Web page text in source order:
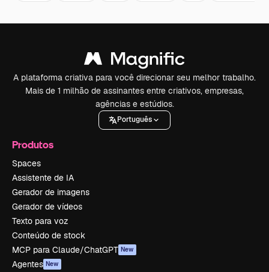
A plataforma criativa para você direcionar seu melhor trabalho.
Mais de 1 milhão de assinantes entre criativos, empresas,
agências e estúdios.
Português
Produtos
Spaces
Assistente de IA
Gerador de imagens
Gerador de vídeos
Texto para voz
Conteúdo de stock
MCP para Claude/ChatGPT New
Agentes New